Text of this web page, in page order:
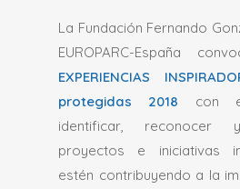
La Fundación Fernando
EUROPARC-España
EXPERIENCIAS
protegidas 2018 con
identificar,
proyectos e iniciativas
estén contribuyendo a la